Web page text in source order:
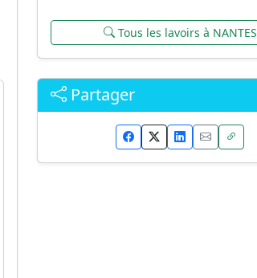
Tous les lavoirs à NANTES
Partager